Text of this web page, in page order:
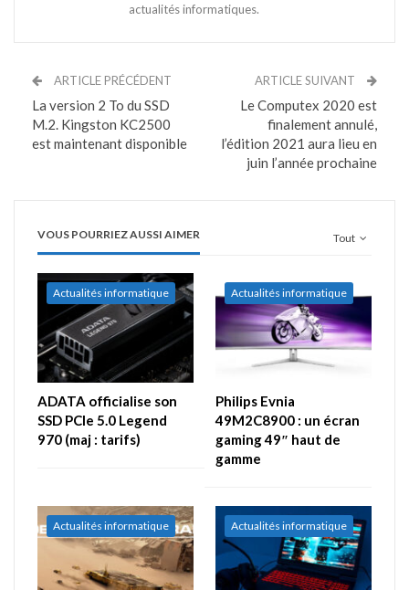
actualités informatiques.
ARTICLE PRÉCÉDENT
La version 2 To du SSD
M.2. Kingston KC2500
est maintenant disponible
ARTICLE SUIVANT
Le Computex 2020 est
finalement annulé,
l’édition 2021 aura lieu en
juin l’année prochaine
Tout
VOUS POURRIEZ AUSSI AIMER
Actualités informatique
ADATA officialise son
SSD PCIe 5.0 Legend
970 (maj : tarifs)
Actualités informatique
Philips Evnia
49M2C8900 : un écran
gaming 49″ haut de
gamme
Actualités informatique Actualités informatique